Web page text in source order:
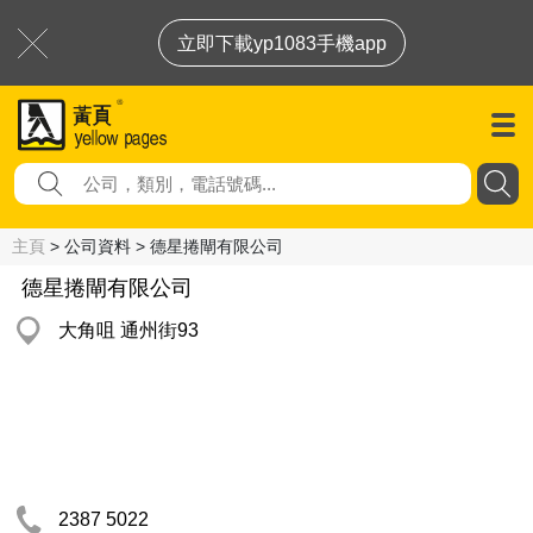
立即下載yp1083手機app
主頁 > 公司資料 > 德星捲閘有限公司
德星捲閘有限公司
大角咀 通州街93
2387 5022